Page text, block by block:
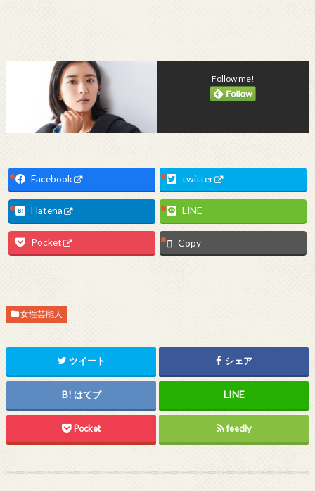
Follow me!
Facebook twitter
Hatena LINE
Pocket Copy
女性芸能人
ツイート シェア
はてブ
Pocket feedly